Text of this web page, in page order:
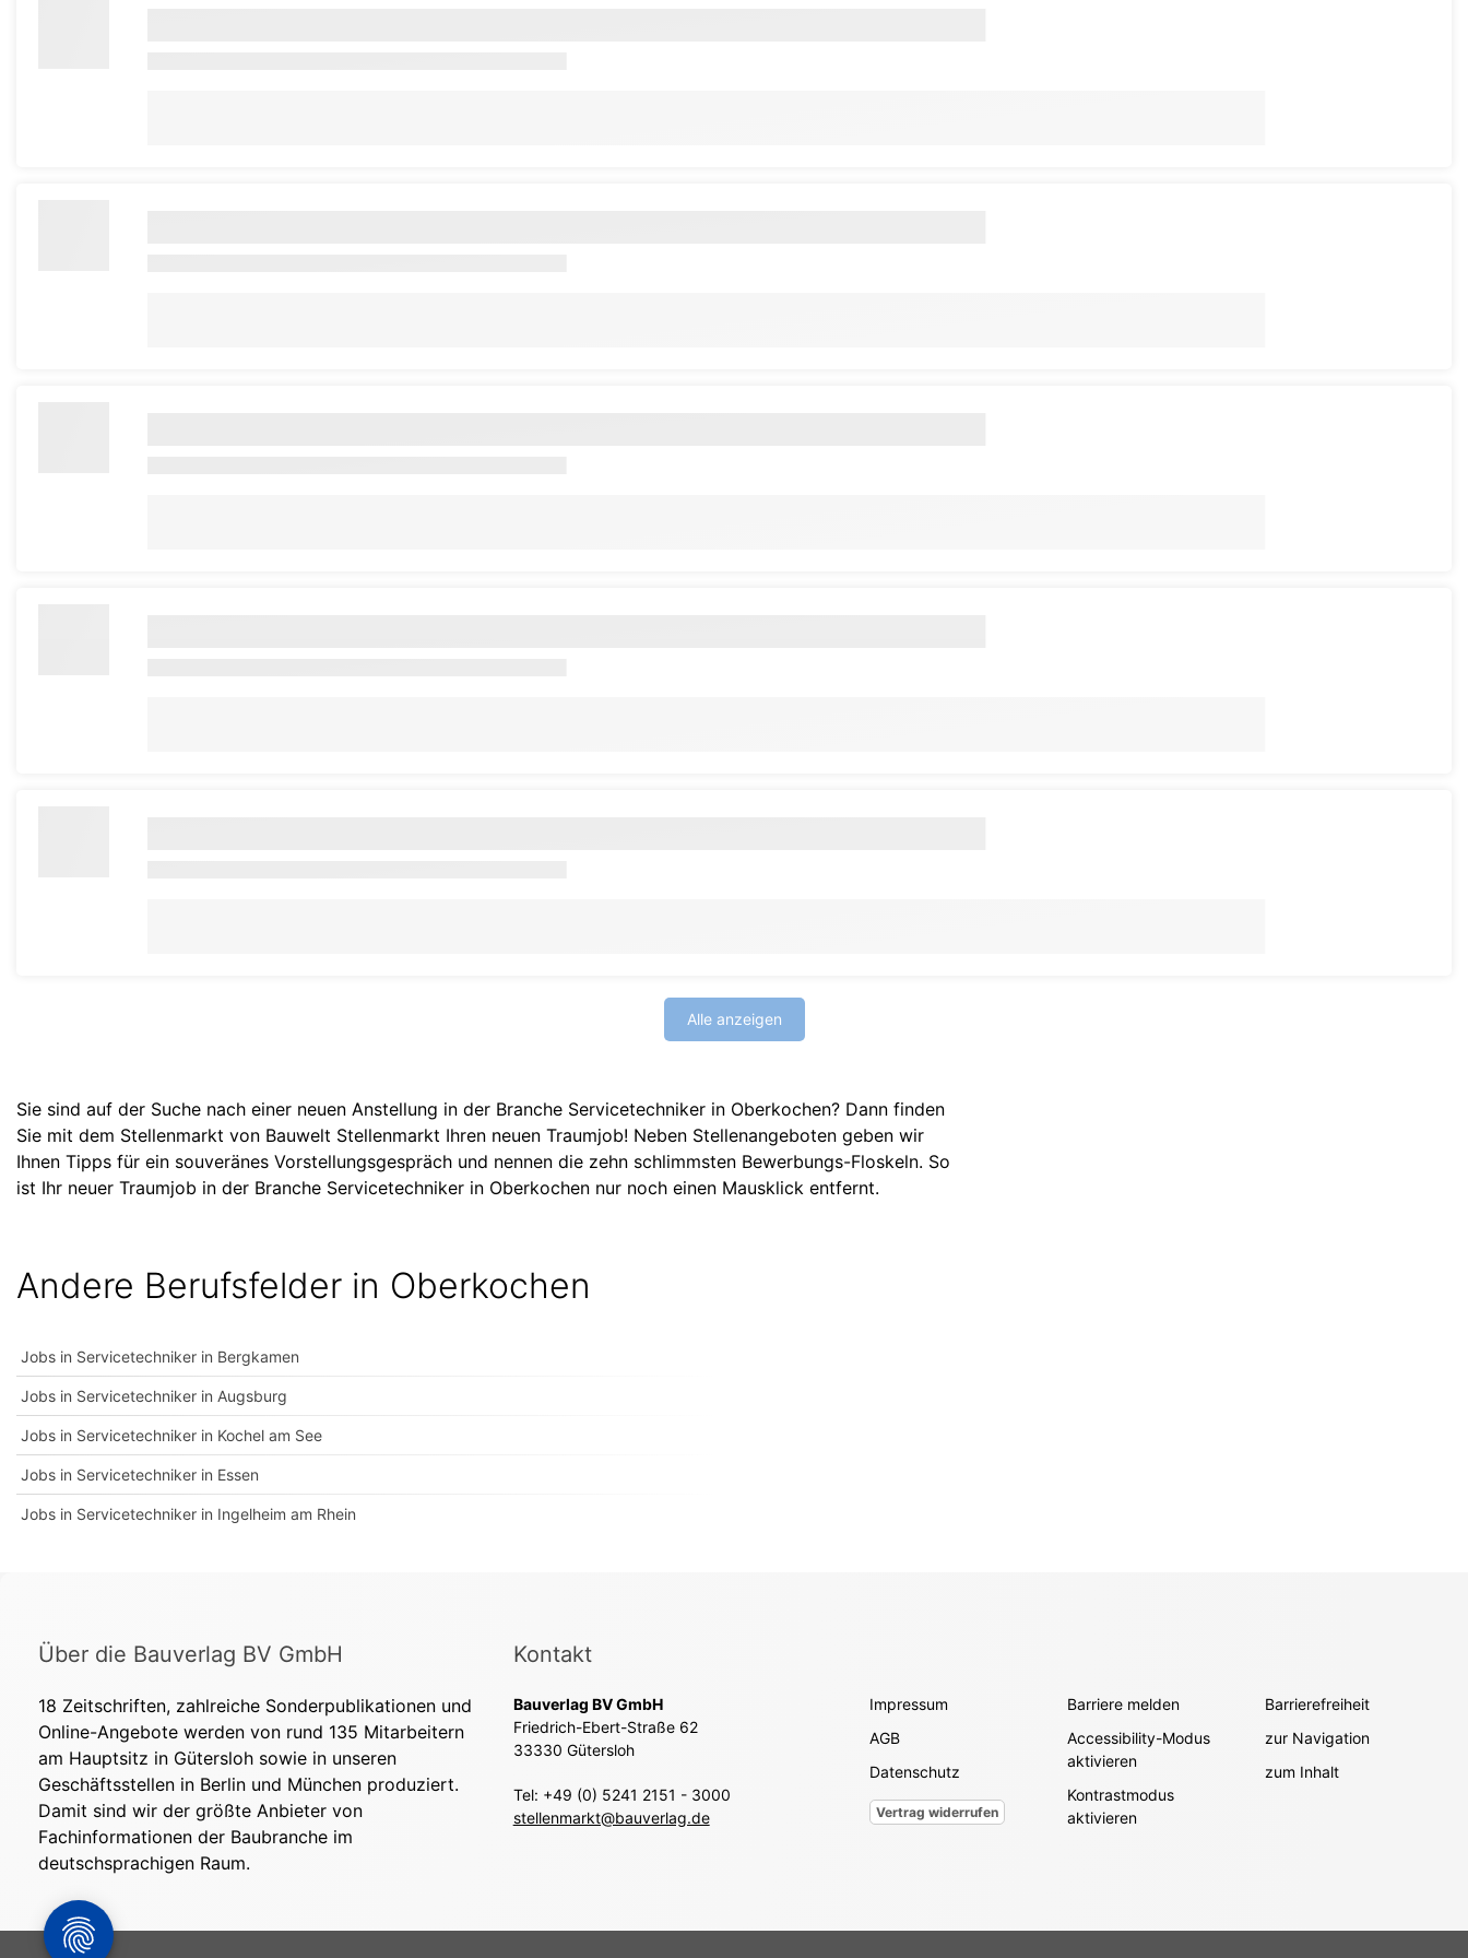
Alle anzeigen
Sie sind auf der Suche nach einer neuen Anstellung in der Branche Servicetechniker in Oberkochen? Dann finden
Sie mit dem Stellenmarkt von Bauwelt Stellenmarkt Ihren neuen Traumjob! Neben Stellenangeboten geben wir
Ihnen Tipps für ein souveränes Vorstellungsgespräch und nennen die zehn schlimmsten Bewerbungs-Floskeln. So
ist Ihr neuer Traumjob in der Branche Servicetechniker in Oberkochen nur noch einen Mausklick entfernt.
Andere Berufsfelder in Oberkochen
Jobs in Servicetechniker in Bergkamen
Jobs in Servicetechniker in Augsburg
Jobs in Servicetechniker in Kochel am See
Jobs in Servicetechniker in Essen
Jobs in Servicetechniker in Ingelheim am Rhein
Über die Bauverlag BV GmbH
18 Zeitschriften, zahlreiche Sonderpublikationen und
Online-Angebote werden von rund 135 Mitarbeitern
am Hauptsitz in Gütersloh sowie in unseren
Geschäftsstellen in Berlin und München produziert.
Damit sind wir der größte Anbieter von
Fachinformationen der Baubranche im
deutschsprachigen Raum.
Kontakt
Bauverlag BV GmbH
Friedrich-Ebert-Straße 62
33330 Gütersloh
Tel: +49 (0) 5241 2151 - 3000
stellenmarkt@bauverlag.de
Impressum
AGB
Datenschutz
Vertrag widerrufen
Barriere melden
Accessibility-Modus
aktivieren
Kontrastmodus
aktivieren
Barrierefreiheit
zur Navigation
zum Inhalt